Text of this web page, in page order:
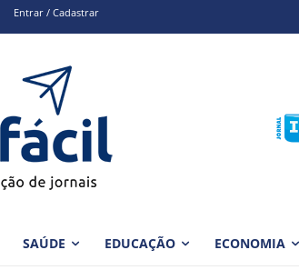
Entrar / Cadastrar
SAÚDE EDUCAÇÃO ECONOMIA